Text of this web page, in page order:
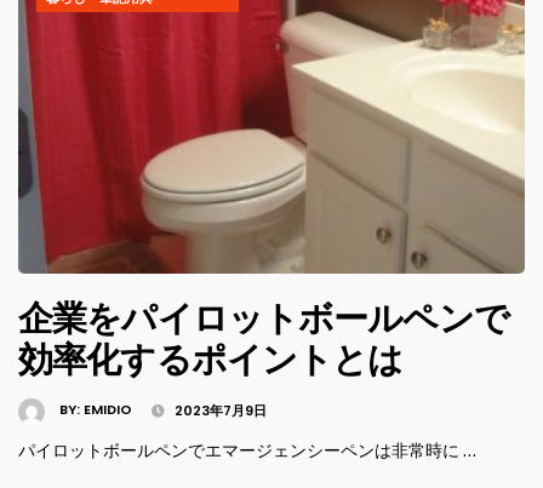
企業をパイロットボールペンで
効率化するポイントとは
BY: EMIDIO 2023年7月9日
パイロットボールペンでエマージェンシーペンは非常時に …